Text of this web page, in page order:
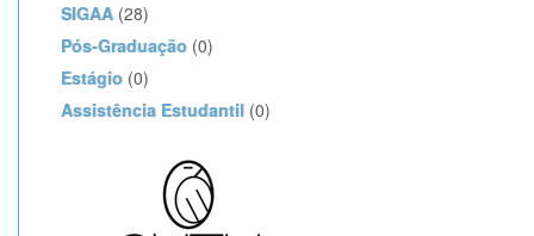
SIGAA (28)
Pós-Graduação (0)
Estágio (0)
Assistência Estudantil (0)